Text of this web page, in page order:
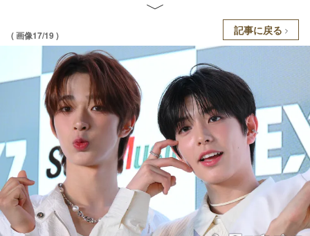
( 画像17/19 ) 記事に戻る